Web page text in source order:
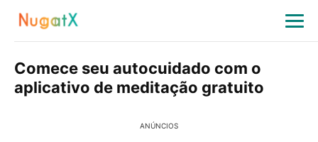
Comece seu autocuidado com o
aplicativo de meditação gratuito
ANÚNCIOS